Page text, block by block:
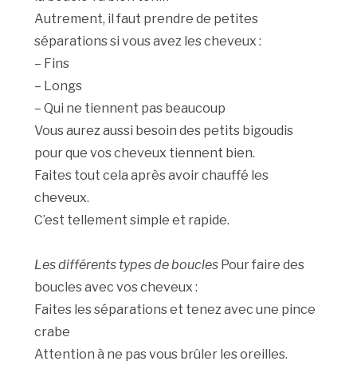
Autrement, il faut prendre de petites
séparations si vous avez les cheveux :
– Fins
– Longs
– Qui ne tiennent pas beaucoup
Vous aurez aussi besoin des petits bigoudis
pour que vos cheveux tiennent bien.
Faites tout cela après avoir chauffé les
cheveux.
C’est tellement simple et rapide.
Les différents types de boucles Pour faire des
boucles avec vos cheveux :
Faites les séparations et tenez avec une pince
crabe
Attention à ne pas vous brûler les oreilles.